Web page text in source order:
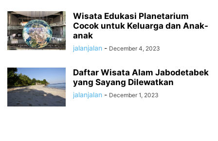
Wisata Edukasi Planetarium
Cocok untuk Keluarga dan Anak-
anak
jalanjalan - December 4, 2023
Daftar Wisata Alam Jabodetabek
yang Sayang Dilewatkan
jalanjalan - December 1, 2023